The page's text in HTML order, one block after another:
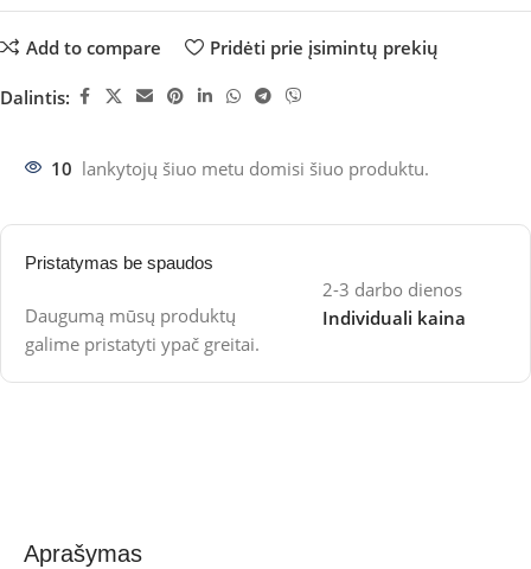
Add to compare Pridėti prie įsimintų prekių
Dalintis:
10 lankytojų šiuo metu domisi šiuo produktu.
Pristatymas be spaudos
Daugumą mūsų produktų
galime pristatyti ypač greitai.
2-3 darbo dienos
Individuali kaina
Aprašymas